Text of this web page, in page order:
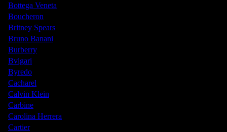
Bottega Veneta
Boucheron
Britney Spears
Bruno Banani
Burberry
Bvlgari
Byredo
Cacharel
Calvin Klein
Carbine
Carolina Herrera
Cartier